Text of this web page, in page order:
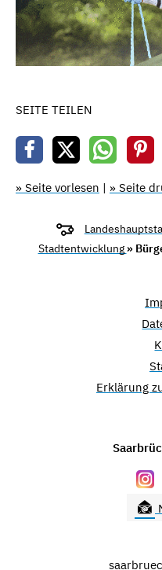
SEITE TEILEN
» Seite vorlesen | » Seite
Stadtentwicklung »
Erklärung